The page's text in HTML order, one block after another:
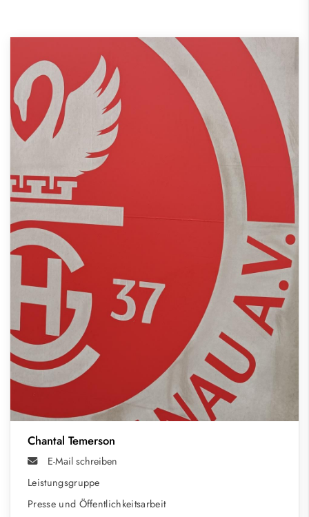
Chantal Temerson
E-Mail schreiben
Leistungsgruppe
Presse und Öffentlichkeitsarbeit